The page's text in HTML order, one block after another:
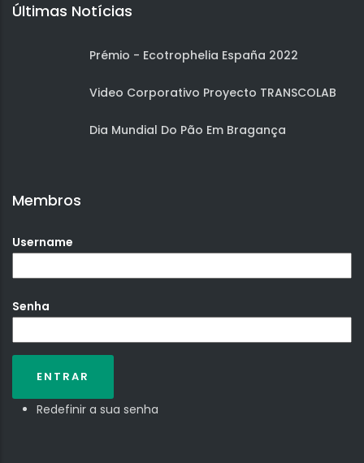
Últimas Notícias
Prémio - Ecotrophelia España 2022
Video Corporativo Proyecto TRANSCOLAB
Dia Mundial Do Pão Em Bragança
Membros
Username
Senha
Redefinir a sua senha